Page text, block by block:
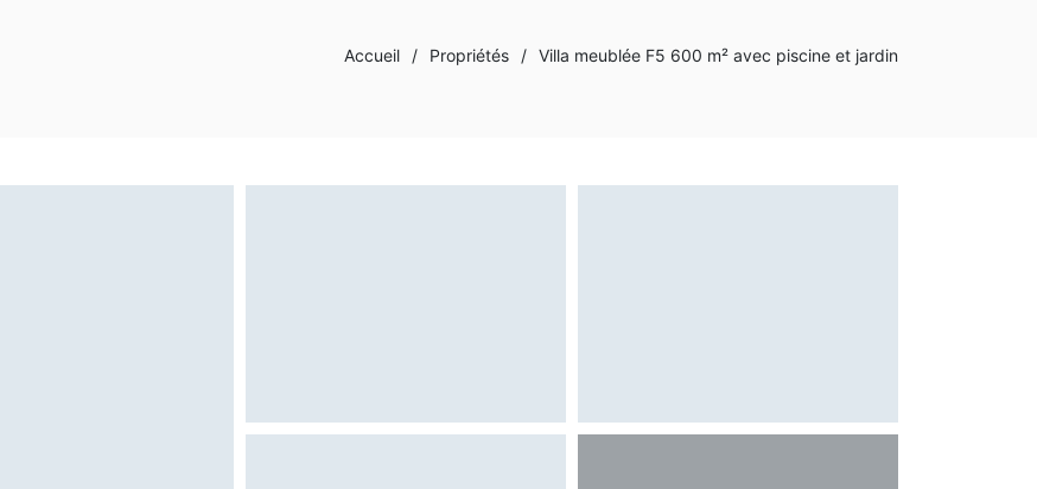
Accueil / Propriétés / Villa meublée F5 600 m² avec piscine et jardin